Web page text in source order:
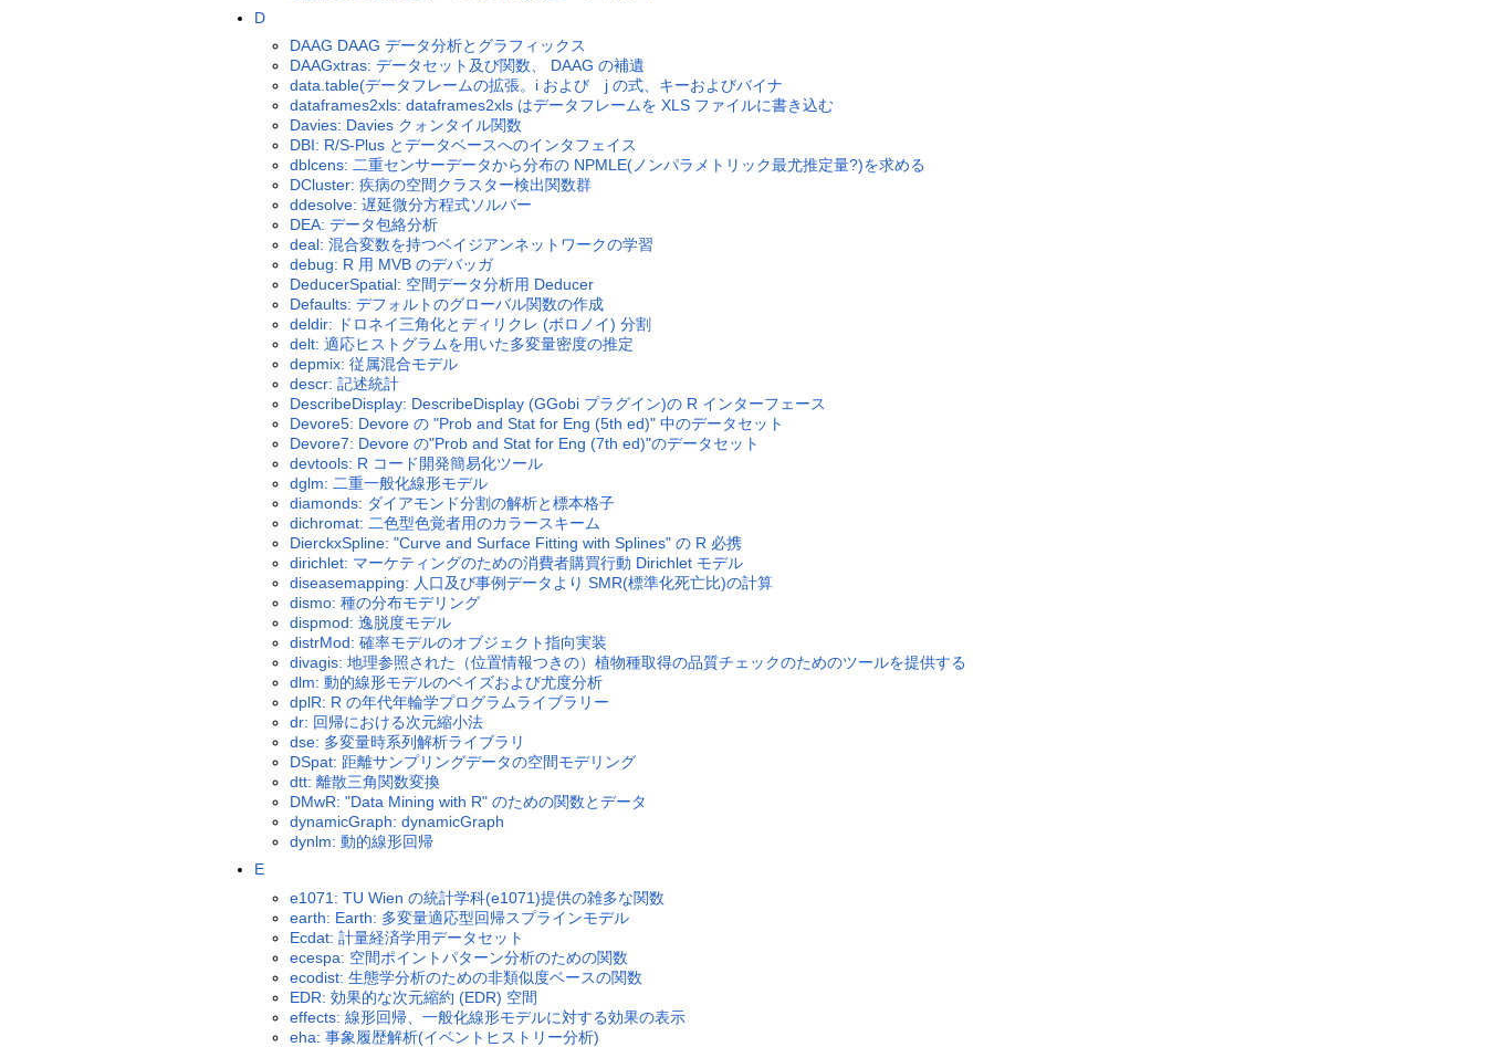
D
DAAG DAAG データ分析とグラフィックス
DAAGxtras: データセット及び関数、 DAAG の補遺
data.table(データフレームの拡張。i および j の式、キーおよびバイナ
dataframes2xls: dataframes2xls はデータフレームを XLS ファイルに書き込む
Davies: Davies クォンタイル関数
DBI: R/S-Plus とデータベースへのインタフェイス
dblcens: 二重センサーデータから分布の NPMLE(ノンパラメトリック最尤推定量?)を求める
DCluster: 疾病の空間クラスター検出関数群
ddesolve: 遅延微分方程式ソルバー
DEA: データ包絡分析
deal: 混合変数を持つベイジアンネットワークの学習
debug: R 用 MVB のデバッガ
DeducerSpatial: 空間データ分析用 Deducer
Defaults: デフォルトのグローバル関数の作成
deldir: ドロネイ三角化とディリクレ (ボロノイ) 分割
delt: 適応ヒストグラムを用いた多変量密度の推定
depmix: 従属混合モデル
descr: 記述統計
DescribeDisplay: DescribeDisplay (GGobi プラグイン)の R インターフェース
Devore5: Devore の "Prob and Stat for Eng (5th ed)" 中のデータセット
Devore7: Devore の"Prob and Stat for Eng (7th ed)"のデータセット
devtools: R コード開発簡易化ツール
dglm: 二重一般化線形モデル
diamonds: ダイアモンド分割の解析と標本格子
dichromat: 二色型色覚者用のカラースキーム
DierckxSpline: "Curve and Surface Fitting with Splines" の R 必携
dirichlet: マーケティングのための消費者購買行動 Dirichlet モデル
diseasemapping: 人口及び事例データより SMR(標準化死亡比)の計算
dismo: 種の分布モデリング
dispmod: 逸脱度モデル
distrMod: 確率モデルのオブジェクト指向実装
divagis: 地理参照された（位置情報つきの）植物種取得の品質チェックのためのツールを提供する
dlm: 動的線形モデルのベイズおよび尤度分析
dplR: R の年代年輪学プログラムライブラリー
dr: 回帰における次元縮小法
dse: 多変量時系列解析ライブラリ
DSpat: 距離サンプリングデータの空間モデリング
dtt: 離散三角関数変換
DMwR: "Data Mining with R" のための関数とデータ
dynamicGraph: dynamicGraph
dynlm: 動的線形回帰
E
e1071: TU Wien の統計学科(e1071)提供の雑多な関数
earth: Earth: 多変量適応型回帰スプラインモデル
Ecdat: 計量経済学用データセット
ecespa: 空間ポイントパターン分析のための関数
ecodist: 生態学分析のための非類似度ベースの関数
EDR: 効果的な次元縮約 (EDR) 空間
effects: 線形回帰、一般化線形モデルに対する効果の表示
eha: 事象履歴解析(イベントヒストリー分析)